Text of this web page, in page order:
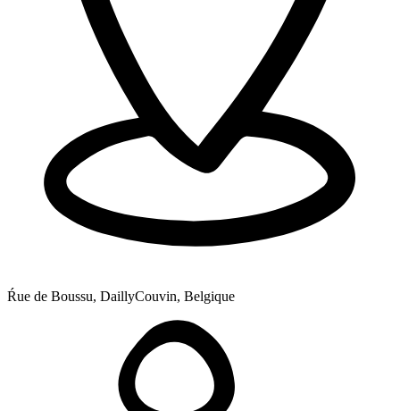
Ŕue de Boussu, DaillyCouvin, Belgique